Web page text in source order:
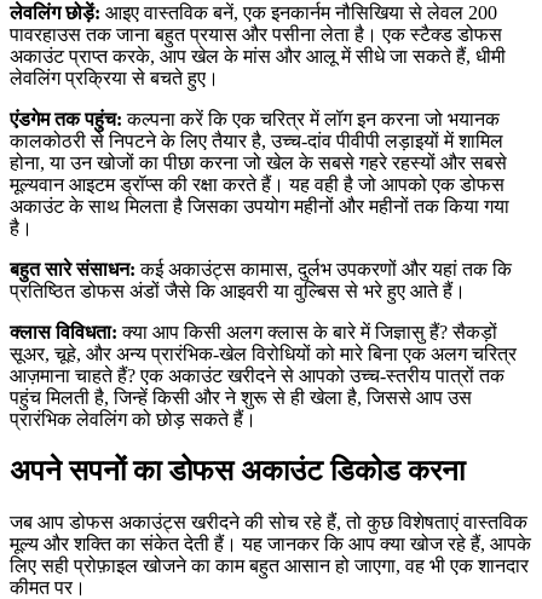
लेवलिंग छोड़ें: आइए वास्तविक बनें, एक इनकार्नम नौसिखिया से लेवल 200
पावरहाउस तक जाना बहुत प्रयास और पसीना लेता है। एक स्टैक्ड डोफस
अकाउंट प्राप्त करके, आप खेल के मांस और आलू में सीधे जा सकते हैं, धीमी
लेवलिंग प्रक्रिया से बचते हुए।
एंडगेम तक पहुंच:कल्पना करें कि एक चरित्र में लॉग इन करना जो भयानक
कालकोठरी से निपटने के लिए तैयार है, उच्च-दांव पीवीपी लड़ाइयों में शामिल
होना, या उन खोजों का पीछा करना जो खेल के सबसे गहरे रहस्यों और सबसे
मूल्यवान आइटम ड्रॉप्स की रक्षा करते हैं। यह वही है जो आपको एक डोफस
अकाउंट के साथ मिलता है जिसका उपयोग महीनों और महीनों तक किया गया
है।
बहुत सारे संसाधन: कई अकाउंट्स कामास, दुर्लभ उपकरणों और यहां तक कि
प्रतिष्ठित डोफस अंडों जैसे कि आइवरी या वुल्बिस से भरे हुए आते हैं।
क्लास विविधता:क्या आप किसी अलग क्लास के बारे में जिज्ञासु हैं? सैकड़ों
सूअर, चूहे, और अन्य प्रारंभिक-खेल विरोधियों को मारे बिना एक अलग चरित्र
आज़माना चाहते हैं? एक अकाउंट खरीदने से आपको उच्च-स्तरीय पात्रों तक
पहुंच मिलती है, जिन्हें किसी और ने शुरू से ही खेला है, जिससे आप उस
प्रारंभिक लेवलिंग को छोड़ सकते हैं।
अपने सपनों का डोफस अकाउंट डिकोड करना
जब आप डोफस अकाउंट्स खरीदने की सोच रहे हैं, तो कुछ विशेषताएं वास्तविक
मूल्य और शक्ति का संकेत देती हैं। यह जानकर कि आप क्या खोज रहे हैं, आपके
लिए सही प्रोफ़ाइल खोजने का काम बहुत आसान हो जाएगा, वह भी एक शानदार
कीमत पर।